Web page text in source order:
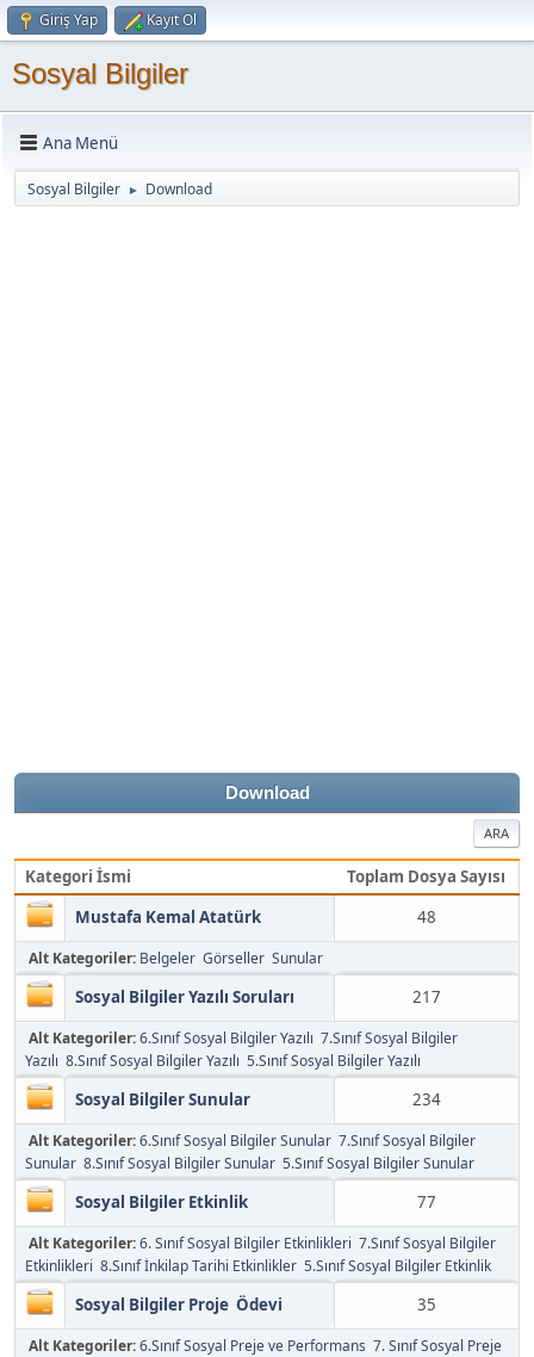
Giriş Yap Kayıt Ol
Sosyal Bilgiler
Ana Menü
Sosyal Bilgiler ► Download
Download
ARA
Kategori İsmi
Toplam Dosya Sayısı
Mustafa Kemal Atatürk
48
Alt Kategoriler: Belgeler Görseller Sunular
Sosyal Bilgiler Yazılı Soruları 217
Alt Kategoriler:6.Sınıf Sosyal Bilgiler Yazılı 7.Sınıf Sosyal Bilgiler
Yazılı 8.Sınıf Sosyal Bilgiler Yazılı 5.Sınıf Sosyal Bilgiler Yazılı
Sosyal Bilgiler Sunular 234
Alt Kategoriler:6.Sınıf Sosyal Bilgiler Sunular 7.Sınıf Sosyal Bilgiler
Sunular 8.Sınıf Sosyal Bilgiler Sunular 5.Sınıf Sosyal Bilgiler Sunular
Sosyal Bilgiler Etkinlik 77
Alt Kategoriler:6. Sınıf Sosyal Bilgiler Etkinlikleri 7.Sınıf Sosyal Bilgiler
Etkinlikleri 8.Sınıf İnkilap Tarihi Etkinlikler 5.Sınıf Sosyal Bilgiler Etkinlik
Sosyal Bilgiler Proje Ödevi 35
Alt Kategoriler:6.Sınıf Sosyal Preje ve Performans 7. Sınıf Sosyal Preje